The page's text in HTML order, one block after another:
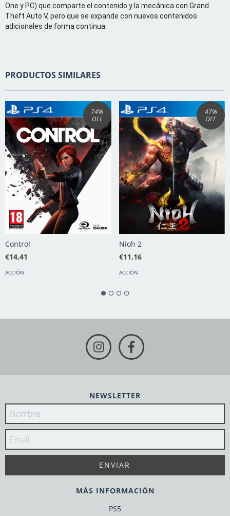
One y PC) que comparte el contenido y la mecánica con Grand
Theft Auto V, pero que se expande con nuevos contenidos
adicionales de forma continua.
PRODUCTOS SIMILARES
74%
OFF
Control
€14,41
ACCIÓN
47%
OFF
Nioh 2
€11,16
ACCIÓN
NEWSLETTER
MÁS INFORMACIÓN
PS5